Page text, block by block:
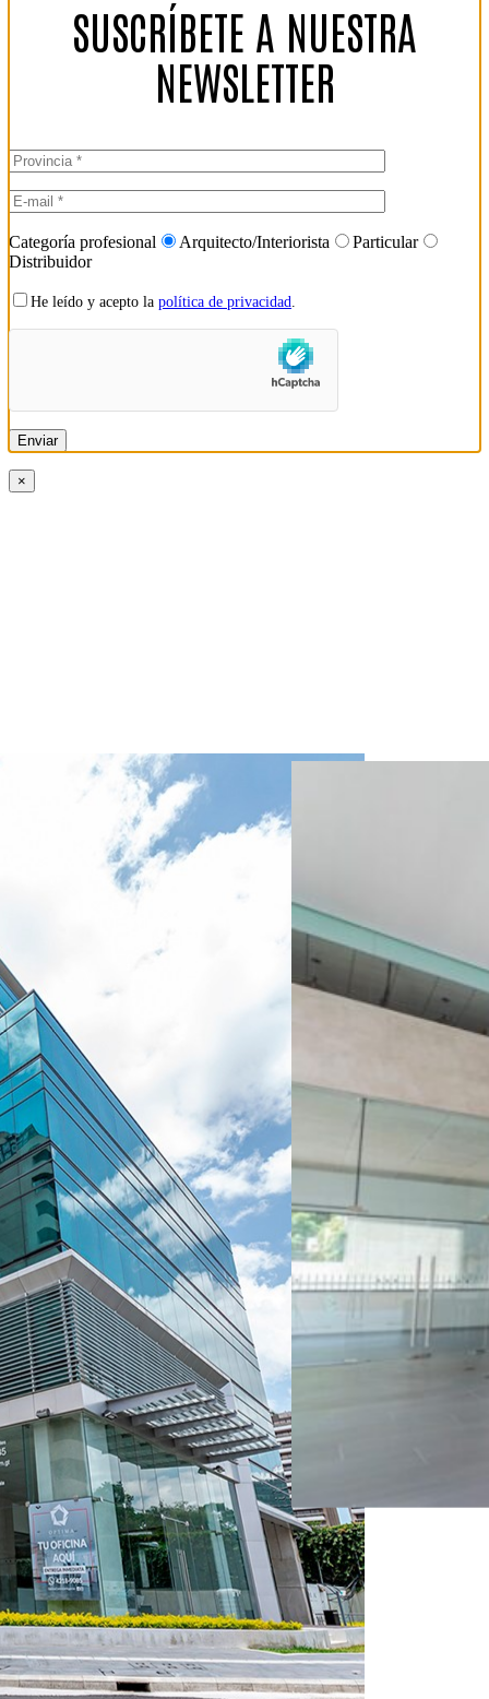
CENTRO DE
NEGOCIOS.
GUATEMALA
SUSCRÍBETE A NUESTRA
NEWSLETTER
Categoría profesional Arquitecto/Interiorista
Particular
Distribuidor
He leído y acepto la política de privacidad
×